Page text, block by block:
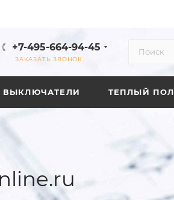
+7-495-664-94-45
ЗАКАЗАТЬ ЗВОНОК
ВЫКЛЮЧАТЕЛИ ТЕПЛЫЙ ПОЛ